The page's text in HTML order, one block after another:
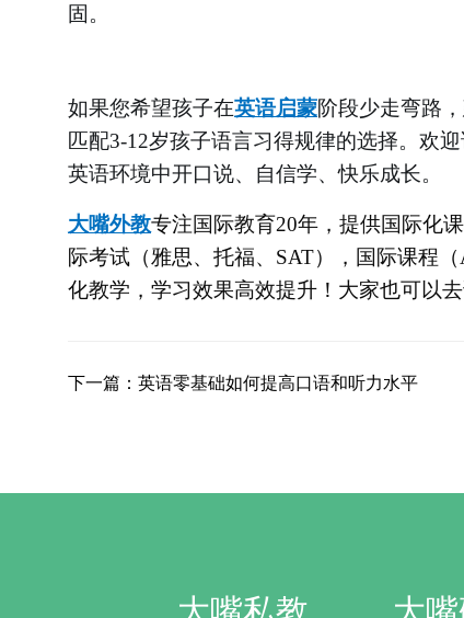
固。
如果您希望孩子在英语启蒙阶段少走弯路
匹配3-12岁孩子语言习得规律的选择。欢
英语环境中开口说、自信学、快乐成长。
大嘴外教专注国际教育20年，提供国际化
际考试（雅思、托福、 SAT），国际课程
化教学，学习效果高效提升！大家也可以
下一篇：英语零基础如何提高口语和听力水平